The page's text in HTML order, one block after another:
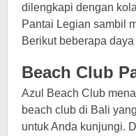
dilengkapi dengan
Pantai Legian sambil
Berikut beberapa
Beach Club
Azul Beach Club
beach club di Bali
untuk Anda kunjungi.